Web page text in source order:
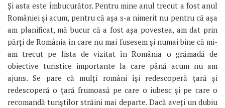
Și asta este îmbucurător. Pentru mine anul trecut a fost anul
României și acum, pentru că așa s-a nimerit nu pentru că așa
am planificat, mă bucur că a fost așa povestea, am dat prin
părți de România în care nu mai fusesem și numai bine că mi-
am trecut pe lista de vizitat în România o grămadă de
obiective turistice importante la care până acum nu am
ajuns. Se pare că mulți români își redescoperă țară și
redescoperă o țară frumoasă pe care o iubesc și pe care o
recomandă turiștilor străini mai departe. Dacă aveți un dubiu